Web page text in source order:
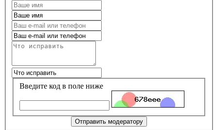
Введите код в поле ниже
Отправить модератору